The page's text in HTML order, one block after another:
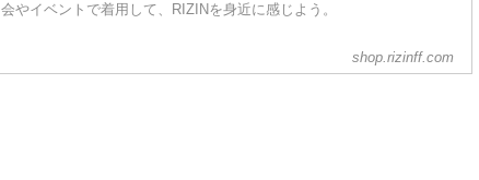
会やイベントで着用して、RIZINを身近に感じよう。
shop.rizinff.com